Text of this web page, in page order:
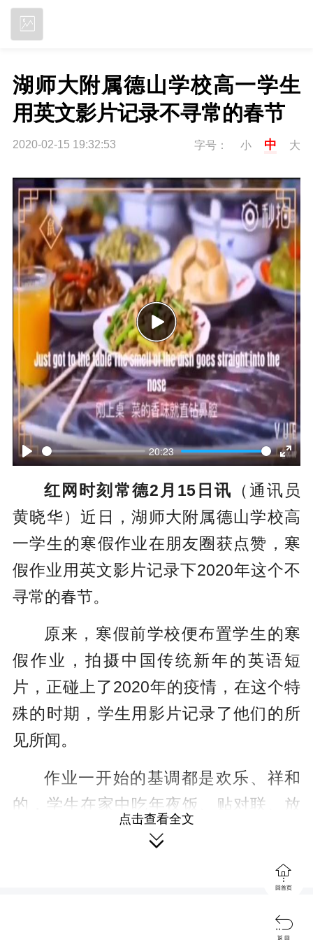
湖师大附属德山学校高一学生
用英文影片记录不寻常的春节
2020-02-15 19:32:53 字号： 小 中 大
P
a
y
20:23
E
n
t
e
r
u
l
l
s
e
P
l
a
y
红网时刻常德2月15日讯 （通讯员
黄晓华）近日，湖师大附属德山学校高
一学生的寒假作业在朋友圈获点赞，寒
假作业用英文影片记录下2020年这个不
寻常的春节。
原来，寒假前学校便布置学生的寒
假作业，拍摄中国传统新年的英语短
片，正碰上了2020年的疫情，在这个特
殊的时期，学生用影片记录了他们的所
见所闻。
作业一开始的基调都是欢乐、祥和
的，学生在家中吃年夜饭、贴对联、放
爆竹、守岁、拜年等中国传统习俗。然
的景象，街上、地铁上陆续增多的“口
罩”，电视上驰援武汉的医护人员，还有
点击查看全文


回首页

返 回